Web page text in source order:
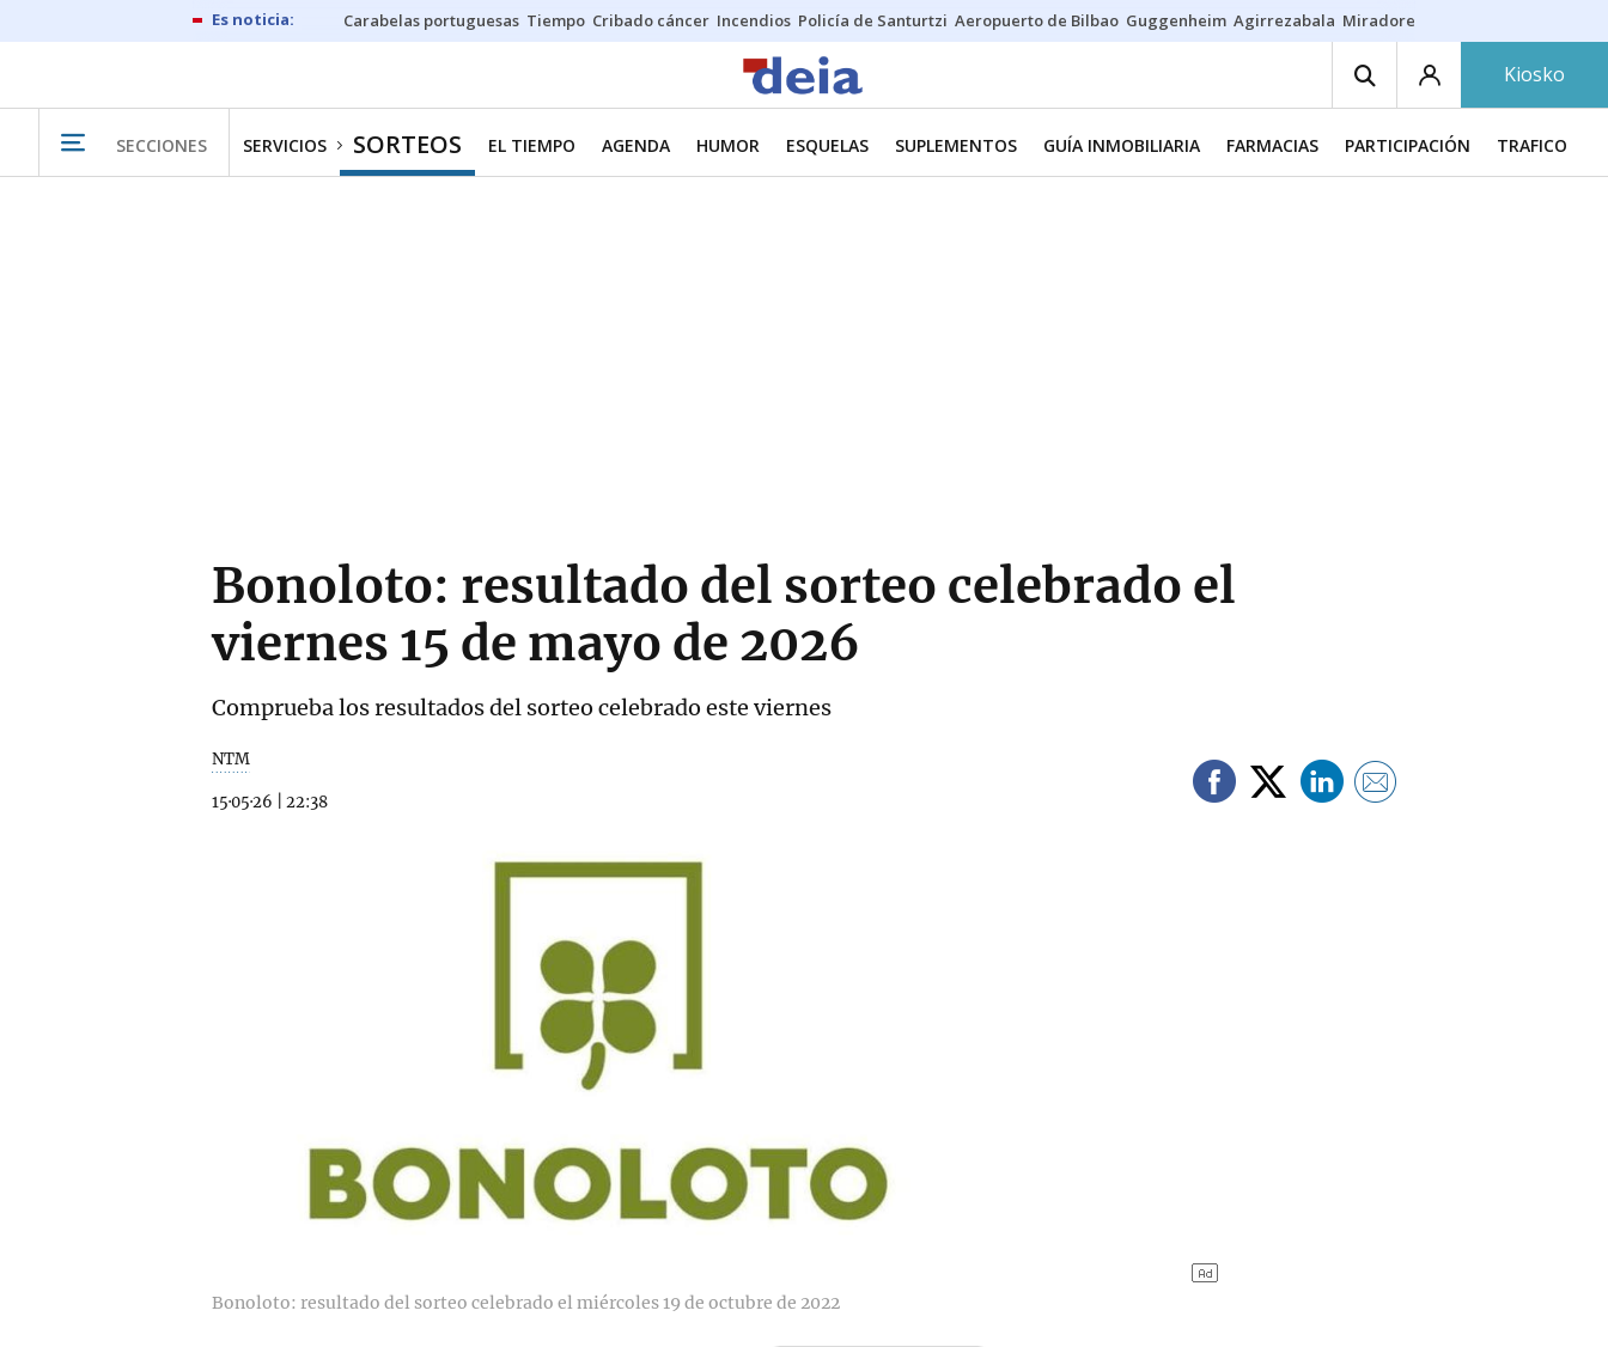
Carabelas portuguesas Tiempo Cribado cáncer Incendios Policía de Santurtzi Aeropuerto de Bilbao Guggenheim Agirrezabala Miradores en Bilbao
Kiosko
SECCIONES SERVICIOS SORTEOS EL TIEMPO AGENDA HUMOR ESQUELAS SUPLEMENTOS GUÍA INMOBILIARIA FARMACIAS PARTICIPACIÓN TRAFICO
Bonoloto: resultado del sorteo celebrado el
viernes 15 de mayo de 2026
Comprueba los resultados del sorteo celebrado este viernes
NTM
15·05·26 22:38
Bonoloto: resultado del sorteo celebrado el miércoles 19 de octubre de 2022